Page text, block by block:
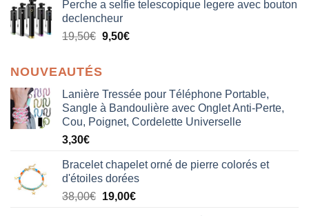
Perche a selfie telescopique legere avec bouton
declencheur
19,50€ 9,50€
NOUVEAUTÉS
Lanière Tressée pour Téléphone Portable,
Sangle à Bandoulière avec Onglet Anti-Perte,
Cou, Poignet, Cordelette Universelle
3,30€
Bracelet chapelet orné de pierre colorés et
d'étoiles dorées
38,00€ Le
19,00€Le